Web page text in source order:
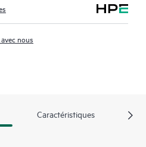
nous
Caractéristiques